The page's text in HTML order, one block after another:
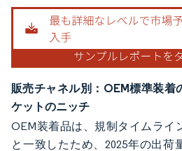
販売チャネル別：OEM標準装着
ケットのニッチ
OEM装着品は、規制タイムライ
と一致したため、2025年の出荷